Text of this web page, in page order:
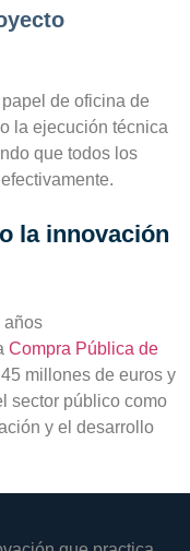
de oficina de
la ejecución técnica
que todos los
la innovación
años
Compra Pública de
millones de euros y
sector público como
y el desarrollo